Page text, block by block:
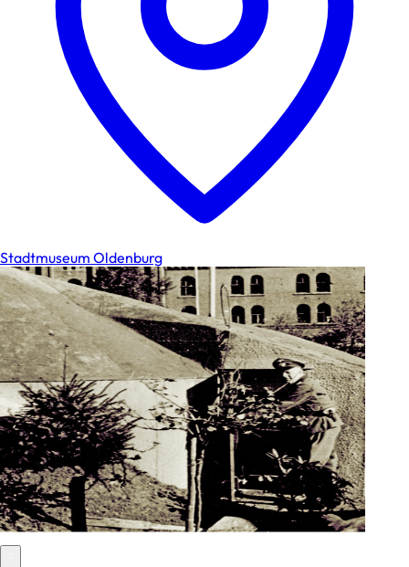
Stadtmuseum Oldenburg